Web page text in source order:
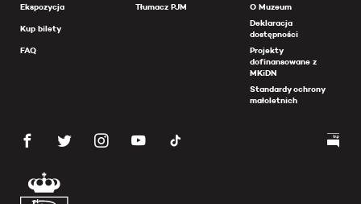
Ekspozycja
Kup bilety
FAQ
Tłumacz PJM
O Muzeum
Deklaracja
dostępności
Projekty
dofinansowane z
MKiDN
Standardy ochrony
małoletnich